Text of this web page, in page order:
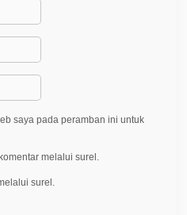
saya pada peramban ini untuk
melalui surel.
surel.